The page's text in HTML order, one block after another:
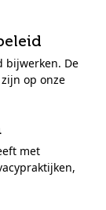
bijwerken. De
op onze
met